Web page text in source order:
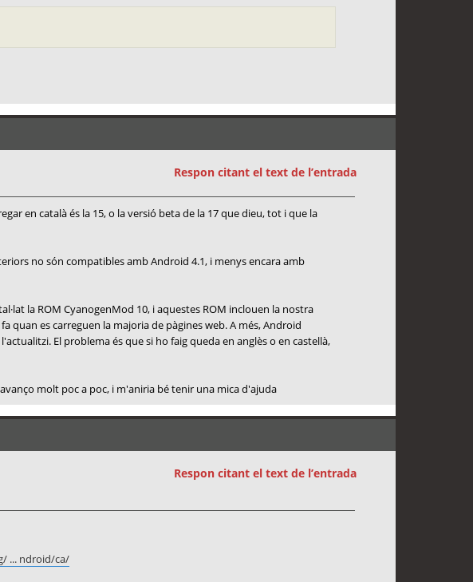
Respon citant el text de l’entrada
en català és la 15, o la versió beta de la 17 que dieu, tot i que la
no són compatibles amb Android 4.1, i menys encara amb
la ROM CyanogenMod 10, i aquestes ROM inclouen la nostra
quan es carreguen la majoria de pàgines web. A més, Android
El problema és que si ho faig queda en anglès o en castellà,
molt poc a poc, i m'aniria bé tenir una mica d'ajuda
Respon citant el text de l’entrada
... ndroid/ca/